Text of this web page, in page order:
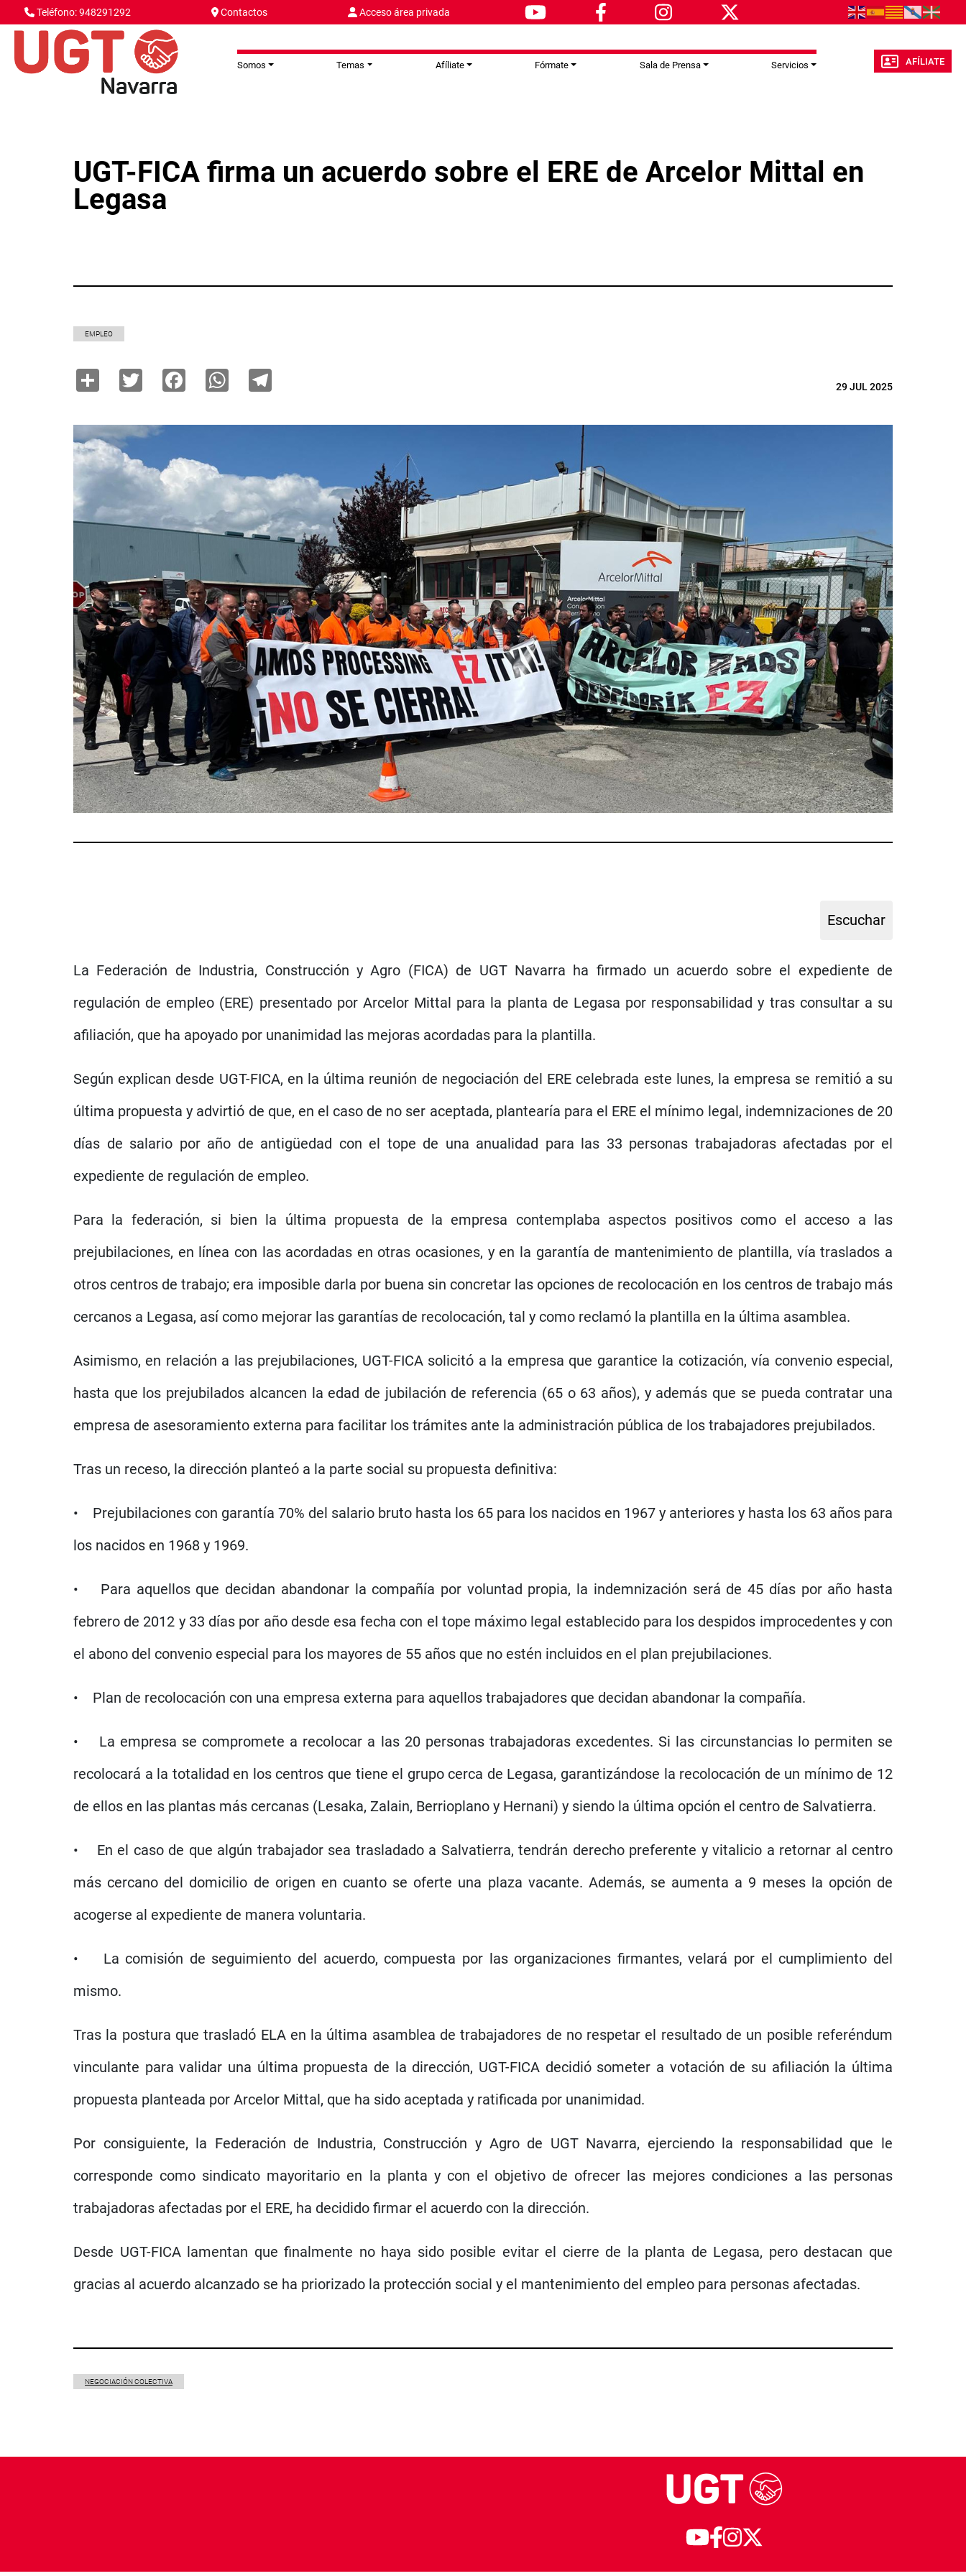
Pasar al contenido principal
Teléfono: 948291292 Contactos Acceso área privada
Somos Temas Afíliate Fórmate Sala de Prensa Servicios AFÍLIATE
UGT-FICA firma un acuerdo sobre el ERE de Arcelor Mittal en
Legasa
EMPLEO
Share TwitterFacebookWhatsApp 29 JUL 2025
La Federación de Industria, Construcción y Agro (FICA) de UGT Navarra ha firmado un acuerdo sobre el expediente de
regulación de empleo (ERE) presentado por Arcelor Mittal para la planta de Legasa por responsabilidad y tras consultar a su
afiliación, que ha apoyado por unanimidad las mejoras acordadas para la plantilla.
Según explican desde UGT-FICA, en la última reunión de negociación del ERE celebrada este lunes, la empresa se remitió a su
última propuesta y advirtió de que, en el caso de no ser aceptada, plantearía para el ERE el mínimo legal, indemnizaciones de 20
días de salario por año de antigüedad con el tope de una anualidad para las 33 personas trabajadoras afectadas por el
expediente de regulación de empleo.
Para la federación, si bien la última propuesta de la empresa contemplaba aspectos positivos como el acceso a las
prejubilaciones, en línea con las acordadas en otras ocasiones, y en la garantía de mantenimiento de plantilla, vía traslados a
otros centros de trabajo; era imposible darla por buena sin concretar las opciones de recolocación en los centros de trabajo más
cercanos a Legasa, así como mejorar las garantías de recolocación, tal y como reclamó la plantilla en la última asamblea.
Asimismo, en relación a las prejubilaciones, UGT-FICA solicitó a la empresa que garantice la cotización, vía convenio especial,
hasta que los prejubilados alcancen la edad de jubilación de referencia (65 o 63 años), y además que se pueda contratar una
empresa de asesoramiento externa para facilitar los trámites ante la administración pública de los trabajadores prejubilados.
Tras un receso, la dirección planteó a la parte social su propuesta definitiva:
• Prejubilaciones con garantía 70% del salario bruto hasta los 65 para los nacidos en 1967 y anteriores y hasta los 63 años para
los nacidos en 1968 y 1969.
• Para aquellos que decidan abandonar la compañía por voluntad propia, la indemnización será de 45 días por año hasta
febrero de 2012 y 33 días por año desde esa fecha con el tope máximo legal establecido para los despidos improcedentes y con
el abono del convenio especial para los mayores de 55 años que no estén incluidos en el plan prejubilaciones.
• Plan de recolocación con una empresa externa para aquellos trabajadores que decidan abandonar la compañía.
• La empresa se compromete a recolocar a las 20 personas trabajadoras excedentes. Si las circunstancias lo permiten se
recolocará a la totalidad en los centros que tiene el grupo cerca de Legasa, garantizándose la recolocación de un mínimo de 12
de ellos en las plantas más cercanas (Lesaka, Zalain, Berrioplano y Hernani) y siendo la última opción el centro de Salvatierra.
• En el caso de que algún trabajador sea trasladado a Salvatierra, tendrán derecho preferente y vitalicio a retornar al centro
más cercano del domicilio de origen en cuanto se oferte una plaza vacante. Además, se aumenta a 9 meses la opción de
acogerse al expediente de manera voluntaria.
• La comisión de seguimiento del acuerdo, compuesta por las organizaciones firmantes, velará por el cumplimiento del
mismo.
Tras la postura que trasladó ELA en la última asamblea de trabajadores de no respetar el resultado de un posible referéndum
vinculante para validar una última propuesta de la dirección, UGT-FICA decidió someter a votación de su afiliación la última
propuesta planteada por Arcelor Mittal, que ha sido aceptada y ratificada por unanimidad.
Por consiguiente, la Federación de Industria, Construcción y Agro de UGT Navarra, ejerciendo la responsabilidad que le
corresponde como sindicato mayoritario en la planta y con el objetivo de ofrecer las mejores condiciones a las personas
trabajadoras afectadas por el ERE, ha decidido firmar el acuerdo con la dirección.
Desde UGT-FICA lamentan que finalmente no haya sido posible evitar el cierre de la planta de Legasa, pero destacan que
gracias al acuerdo alcanzado se ha priorizado la protección social y el mantenimiento del empleo para personas afectadas.
NEGOCIACIÓN COLECTIVA